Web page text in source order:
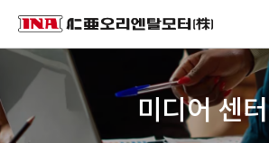
미디어 센터